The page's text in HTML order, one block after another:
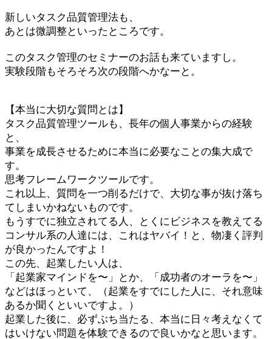
新しいタスク品質管理法も、
あとは微調整といったところです。
このタスク管理のセミナーのお話も来ていますし。
実験段階もそろそろ次の段階へかなーと。
【本当に大切な質問とは】
タスク品質管理ツールも、長年の個人事業からの経験
と、
事業を成長させるために本当に必要なことの集大成で
す。
思考フレームワークツールです。
これ以上、質問を一つ削るだけで、大切な事が抜け落ち
てしまいかねないものです。
もうすでに独立されてる人、とくにビジネスを教えてる
コンサル系の人達には、これはヤバイ！と、物凄く評判
が良かったんですよ！
この先、起業したい人は、
「起業家マインドを〜」とか、「成功者のオーラを〜」
などはほっといて、（起業をすでにした人に、それ意味
あるか聞くといいですよ。）
起業した後に、必ずぶち当たる、本当に日々考えなくて
はいけない問題を体験できるので良いかなと思います。